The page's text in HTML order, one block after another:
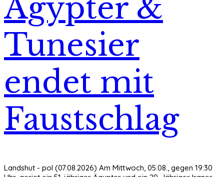
Ägypter &
Tunesier
endet mit
Faustschlag
Landshut - pol (07.08.2026) Am Mittwoch, 05.08., gegen 19:30